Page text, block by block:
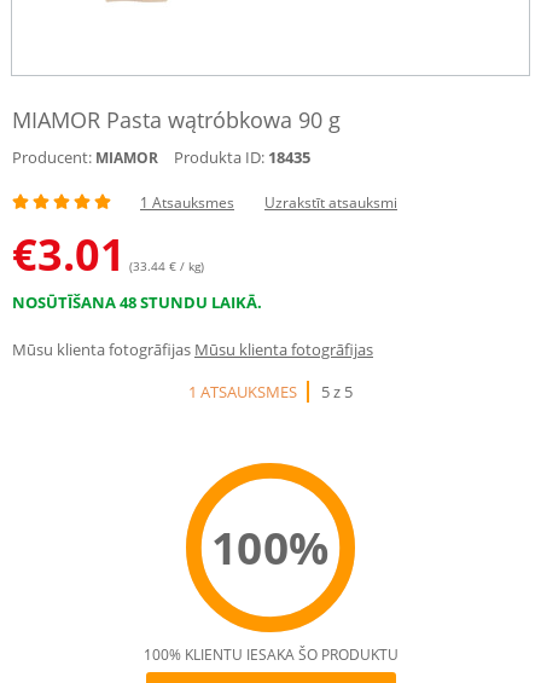
MIAMOR Pasta wątróbkowa 90 g
Producent: MIAMOR Produkta ID: 18435
1 Atsauksmes Uzrakstīt atsauksmi
€3.01 (33.44 € / kg)
NOSŪTĪŠANA 48 STUNDU LAIKĀ.
Mūsu klienta fotogrāfijas Mūsu klienta fotogrāfijas
1 ATSAUKSMES
5 z 5
100%
100% KLIENTU IESAKA ŠO PRODUKTU